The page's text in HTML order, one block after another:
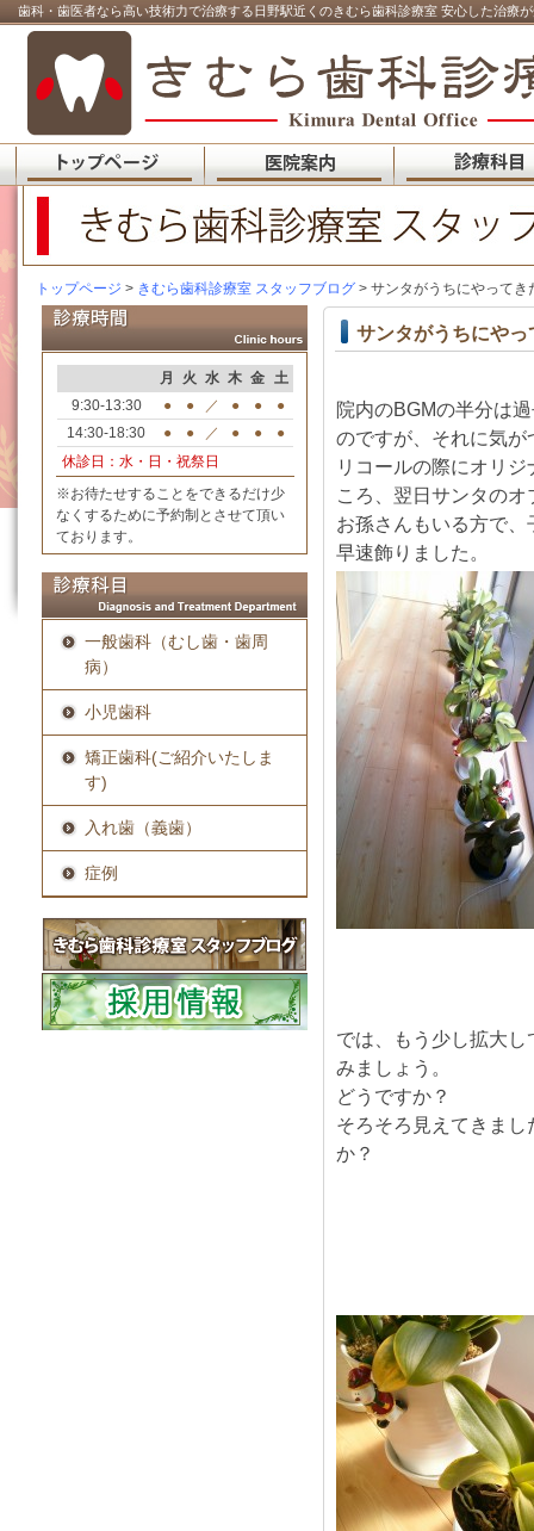
歯科・歯医者なら高い技術力で治療する日野駅近くのきむら歯科診療室 安心した治療
トップページ > きむら歯科診療室 スタッフブログ > サンタがうちにやってき
月 火 水 木 金 土
9:30-13:30
● ● ／ ● ●
●
14:30-18:30
● ● ／ ● ●
●
休診日：水・日・祝祭日
※お待たせすることをできるだけ少
なくするために予約制とさせて頂い
ております。
一般歯科（むし歯・歯周
病）
小児歯科
矯正歯科(ご紹介いたしま
す)
入れ歯（義歯）
症例
サンタがうちにやっ
院内のBGMの半分は
のですが、それに気
リコールの際にオリ
ころ、翌日サンタの
お孫さんもいる方で
早速飾りました。
では、もう少し拡大し
みましょう。
どうですか？
そろそろ見えてきまし
か？